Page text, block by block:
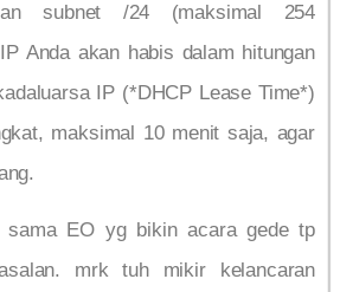
subnet /24 (maksimal 254
Anda akan habis dalam hitungan
IP (*DHCP Lease Time*)
maksimal 10 menit saja, agar
sama EO yg bikin acara gede tp
mrk tuh mikir kelancaran